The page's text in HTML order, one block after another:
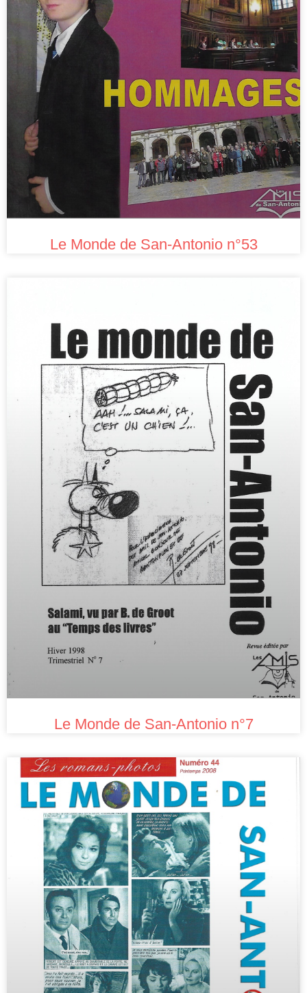
Le Monde de San-Antonio n°53
Le Monde de San-Antonio n°7